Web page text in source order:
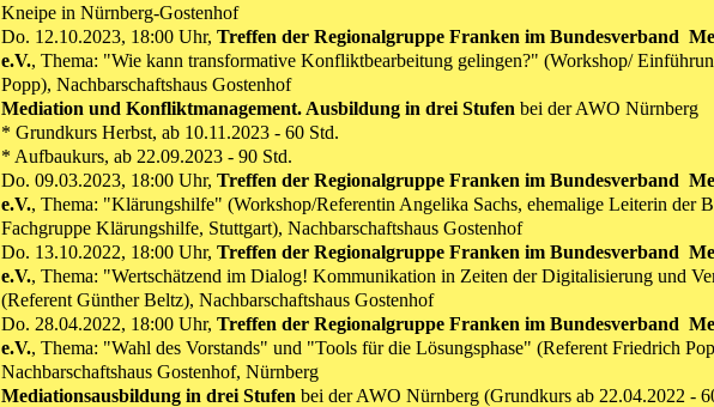
Kneipe in Nürnberg-Gostenhof
Do. 12.10.2023, 18:00 Uhr, Treffen der Regionalgruppe Franken im Bundesverband
e.V., Thema: "Wie kann transformative Konfliktbearbeitung gelingen?" (Workshop/
Popp), Nachbarschaftshaus Gostenhof
Mediation und Konfliktmanagement. Ausbildung in drei Stufen bei der AWO Nürnberg
* Grundkurs Herbst, ab 10.11 .2023 - 60 Std.
* Aufbaukurs, ab 22.09.2023 - 90 Std.
Do. 09.03.2023, 18:00 Uhr, Treffen der Regionalgruppe Franken im Bundesverband
e.V., Thema: "Klärungshilfe" (Workshop/Referentin Angelika Sachs, ehemalige Leiterin der
Fachgruppe Klärungshilfe, Stuttgart), Nachbarschaftshaus Gostenhof
Do. 13.10.2022, 18:00 Uhr, Treffen der Regionalgruppe Franken im Bundesverband
e.V., Thema: "Wertschätzend im Dialog! Kommunikation in Zeiten der Digitalisierung und
(Referent Günther Beltz), Nachbarschaftshaus Gostenhof
Do. 28.04.2022, 18:00 Uhr, Treffen der Regionalgruppe Franken im Bundesverband
e.V., Thema: "Wahl des Vorstands" und "Tools für die Lösungsphase" (Referent Friedrich
Nachbarschaftshaus Gostenhof, Nürnberg
Mediationsausbildung in drei Stufen bei der AWO Nürnberg (Grundkurs ab 22.04.2022 -